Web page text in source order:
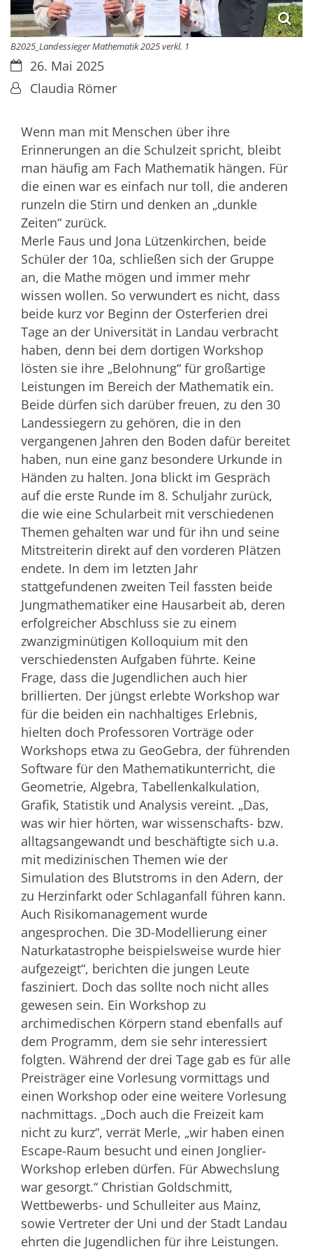
B2025_Landessieger Mathematik 2025 verkl. 1
Datum:26. Mai 2025
Von:Claudia Römer
Wenn man mit Menschen über ihre
Erinnerungen an die Schulzeit spricht, bleibt
man häufig am Fach Mathematik hängen. Für
die einen war es einfach nur toll, die anderen
runzeln die Stirn und denken an „dunkle
Zeiten“ zurück.
Merle Faus und Jona Lützenkirchen, beide
Schüler der 10a, schließen sich der Gruppe
an, die Mathe mögen und immer mehr
wissen wollen. So verwundert es nicht, dass
beide kurz vor Beginn der Osterferien drei
Tage an der Universität in Landau verbracht
haben, denn bei dem dortigen Workshop
lösten sie ihre „Belohnung“ für großartige
Leistungen im Bereich der Mathematik ein.
Beide dürfen sich darüber freuen, zu den 30
Landessiegern zu gehören, die in den
vergangenen Jahren den Boden dafür bereitet
haben, nun eine ganz besondere Urkunde in
Händen zu halten. Jona blickt im Gespräch
auf die erste Runde im 8. Schuljahr zurück,
die wie eine Schularbeit mit verschiedenen
Themen gehalten war und für ihn und seine
Mitstreiterin direkt auf den vorderen Plätzen
endete. In dem im letzten Jahr
stattgefundenen zweiten Teil fassten beide
Jungmathematiker eine Hausarbeit ab, deren
erfolgreicher Abschluss sie zu einem
zwanzigminütigen Kolloquium mit den
verschiedensten Aufgaben führte. Keine
Frage, dass die Jugendlichen auch hier
brillierten. Der jüngst erlebte Workshop war
für die beiden ein nachhaltiges Erlebnis,
hielten doch Professoren Vorträge oder
Workshops etwa zu GeoGebra, der führenden
Software für den Mathematikunterricht, die
Geometrie, Algebra, Tabellenkalkulation,
Grafik, Statistik und Analysis vereint. „Das,
was wir hier hörten, war wissenschafts- bzw.
alltagsangewandt und beschäftigte sich u.a.
mit medizinischen Themen wie der
Simulation des Blutstroms in den Adern, der
zu Herzinfarkt oder Schlaganfall führen kann.
Auch Risikomanagement wurde
angesprochen. Die 3D-Modellierung einer
Naturkatastrophe beispielsweise wurde hier
aufgezeigt“, berichten die jungen Leute
fasziniert. Doch das sollte noch nicht alles
gewesen sein. Ein Workshop zu
archimedischen Körpern stand ebenfalls auf
dem Programm, dem sie sehr interessiert
folgten. Während der drei Tage gab es für alle
Preisträger eine Vorlesung vormittags und
einen Workshop oder eine weitere Vorlesung
nachmittags. „Doch auch die Freizeit kam
nicht zu kurz“, verrät Merle, „wir haben einen
Escape-Raum besucht und einen Jonglier-
Workshop erleben dürfen. Für Abwechslung
war gesorgt.“ Christian Goldschmitt,
Wettbewerbs- und Schulleiter aus Mainz,
sowie Vertreter der Uni und der Stadt Landau
ehrten die Jugendlichen für ihre Leistungen.